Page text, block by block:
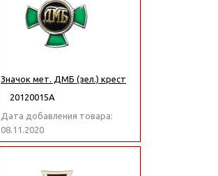
Значок мет. ДМБ (зел.) крест
20120015А
Дата добавления товара:
08.11.2020